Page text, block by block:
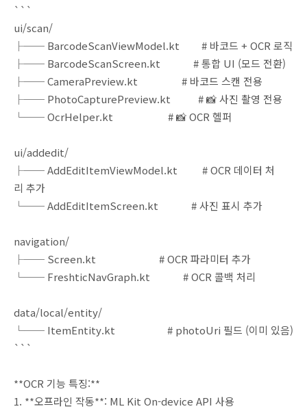
```
ui/scan/
├── BarcodeScanViewModel.kt # 바코드 + OCR 로직
├── BarcodeScanScreen.kt # 통합 UI (모드 전환)
├── CameraPreview.kt # 바코드 스캔 전용
├── PhotoCapturePreview.kt # 📸 사진 촬영 전용
└── OcrHelper.kt # 📸 OCR 헬퍼
ui/addedit/
├── AddEditItemViewModel.kt # OCR 데이터 처
리 추가
└── AddEditItemScreen.kt # 사진 표시 추가
navigation/
├── Screen.kt # OCR 파라미터 추가
└── FreshticNavGraph.kt # OCR 콜백 처리
data/local/entity/
└── ItemEntity.kt # photoUri 필드 (이미 있음)
```
**OCR 기능 특징:**
1. **오프라인 작동**: ML Kit On-device API 사용